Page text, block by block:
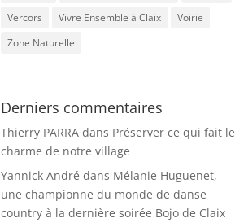
Vercors
Vivre Ensemble à Claix
Voirie
Zone Naturelle
Derniers commentaires
Thierry PARRAdans Préserver ce qui fait le
charme de notre village
Yannick André dans Mélanie Huguenet,
une championne du monde de danse
country à la dernière soirée Bojo de Claix